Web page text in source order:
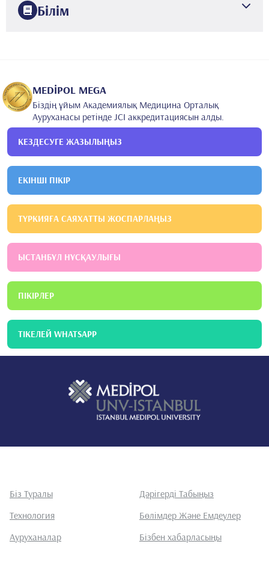
Білім
Улудаг университеті Медицина факультеті
MEDİPOL MEGA
Біздің ұйым Академиялық Медицина Орталық
Ауруханасы ретінде JCI аккредитациясын алды.
КЕЗДЕСУГЕ ЖАЗЫЛЫҢЫЗ
ЕКІНШІ ПІКІР
ТҮРКИЯҒА САЯХАТТЫ ЖОСПАРЛАҢЫЗ
ЫСТАНБҰЛ НҰСҚАУЛЫҒЫ
ПІКІРЛЕР
ТІКЕЛЕЙ WHATSAPP
Біз Туралы
Дәрігерді Табыңыз
Технология
Бөлімдер Және Емдеулер
Ауруханалар
Бізбен хабарласыңы